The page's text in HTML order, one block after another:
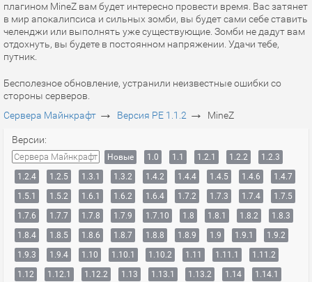
плагином MineZ вам будет интересно провести время. Вас затянет
в мир апокалипсиса и сильных зомби, вы будет сами себе ставить
челенджи или выполнять уже существующие. Зомби не дадут вам
отдохнуть, вы будете в постоянном напряжении. Удачи тебе,
путник.
Бесполезное обновление, устранили неизвестные ошибки со
стороны серверов.
Сервера Майнкрафт → Версия PE 1.1.2 → MineZ
Версии:
Сервера Майнкрафт Новые 1.0 1.1 1.2.1 1.2.2
1.2.3
1.2.4
1.2.5 1.3.1 1.3.2 1.4.2 1.4.4 1.4.5 1.4.6
1.4.7
1.5.1
1.5.2 1.6.1 1.6.2 1.6.4 1.7.2 1.7.3 1.7.4
1.7.5
1.7.6
1.7.7 1.7.8 1.7.9 1.7.10 1.8 1.8.1 1.8.2
1.8.3
1.8.4
1.8.5 1.8.6 1.8.7 1.8.8 1.8.9 1.9 1.9.1
1.9.2
1.9.3
1.9.4 1.10 1.10.1 1.10.2 1.11 1.11.1
1.11.2
1.12
1.12.1 1.12.2 1.13 1.13.1 1.13.2 1.14
1.14.1